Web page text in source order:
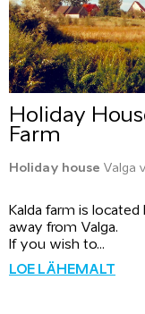
Holiday
Farm
Holiday house Valga
Kalda farm is
away from Valga.
If you wish to...
LOE LÄHEMALT